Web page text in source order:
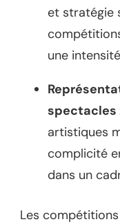
et stratégie
une
spectacles
artistiques
complicité
dans un
Les